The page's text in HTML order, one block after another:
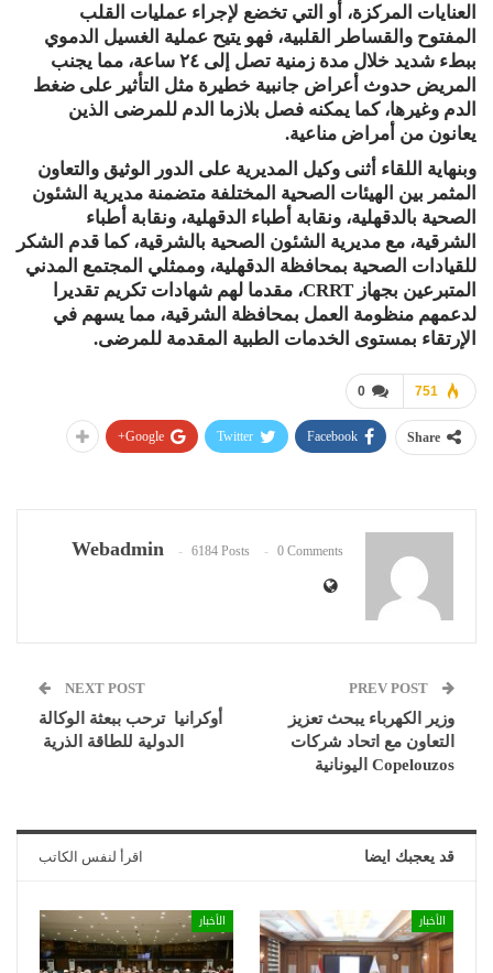
العنايات المركزة، أو التي تخضع لإجراء عمليات القلب
المفتوح والقساطر القلبية، فهو يتيح عملية الغسيل الدموي
ببطء شديد خلال مدة زمنية تصل إلى ٢٤ ساعة، مما يجنب
المريض حدوث أعراض جانبية خطيرة مثل التأثير على ضغط
الدم وغيرها، كما يمكنه فصل بلازما الدم للمرضى الذين
يعانون من أمراض مناعية.
وبنهاية اللقاء أثنى وكيل المديرية على الدور الوثيق والتعاون
المثمر بين الهيئات الصحية المختلفة متضمنة مديرية الشئون
الصحية بالدقهلية، ونقابة أطباء الدقهلية، ونقابة أطباء
الشرقية، مع مديرية الشئون الصحية بالشرقية، كما قدم الشكر
للقيادات الصحية بمحافظة الدقهلية، وممثلي المجتمع المدني
المتبرعين بجهاز CRRT، مقدما لهم شهادات تكريم تقديرا
لدعمهم منظومة العمل بمحافظة الشرقية، مما يسهم في
الإرتقاء بمستوى الخدمات الطبية المقدمة للمرضى.
0 751
Share
Facebook
Twitter
Google+
Webadmin 6184 Posts 0 Comments
وزير الكهرباء يبحث تعزيز
التعاون مع اتحاد شركات
Copelouzos اليونانية
NEXT POST
أوكرانيا ترحب ببعثة الوكالة
الدولية للطاقة الذرية
قد يعجبك ايضا اقرأ لنفس الكاتب
الأخبار الأخبار